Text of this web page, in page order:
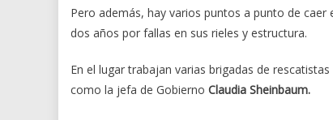
Pero además, hay varios puntos a punto de
dos años por fallas en sus rieles y estructura.
En el lugar trabajan varias brigadas de
como la jefa de Gobierno Claudia Sheinbaum.